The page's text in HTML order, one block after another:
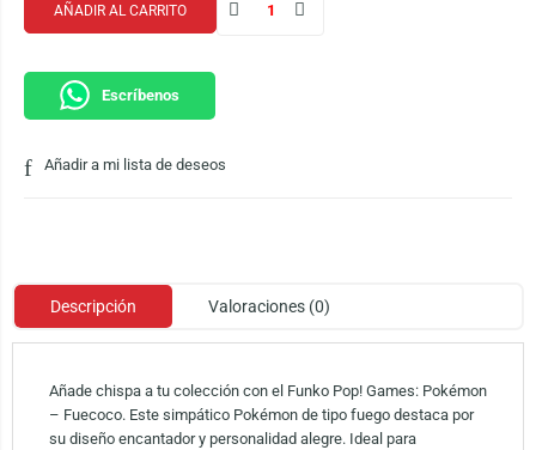
AÑADIR AL CARRITO
Escríbenos
Añadir a mi lista de deseos
Descripción Valoraciones (0)
Añade chispa a tu colección con el Funko Pop! Games: Pokémon
– Fuecoco. Este simpático Pokémon de tipo fuego destaca por
su diseño encantador y personalidad alegre. Ideal para